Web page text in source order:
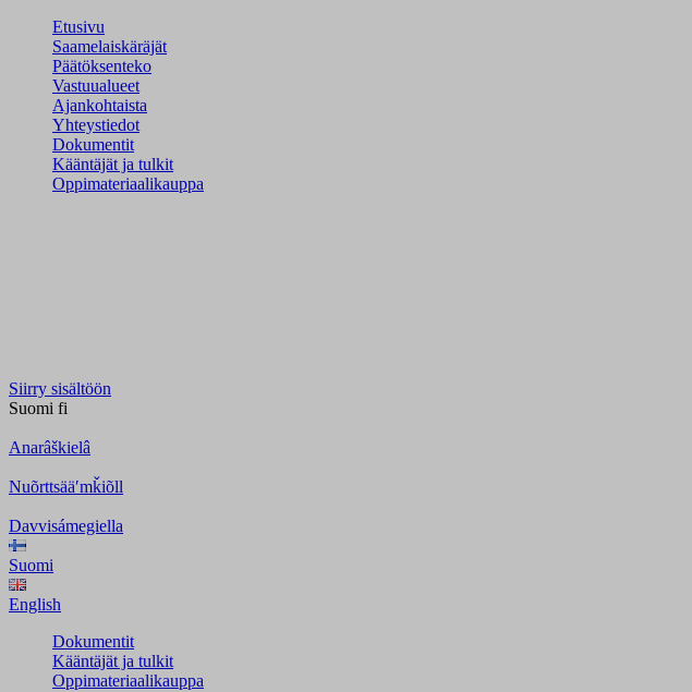
Etusivu
Saamelaiskäräjät
Päätöksenteko
Vastuualueet
Ajankohtaista
Yhteystiedot
Dokumentit
Kääntäjät ja tulkit
Oppimateriaalikauppa
Siirry sisältöön
Suomi fi
Anarâškielâ
Nuõrttsääʹmǩiõll
Davvisámegiella
Suomi
English
Dokumentit
Kääntäjät ja tulkit
Oppimateriaalikauppa